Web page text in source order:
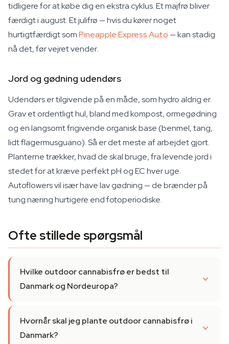
tidligere for at købe dig en ekstra cyklus. Et majfrø bliver
færdigt i august. Et julifrø — hvis du kører noget
hurtigtfærdigt somPineapple Express Auto — kan stadig
nå det, før vejret vender.
Jord og gødning udendørs
Udendørs er tilgivende på en måde, som hydro aldrig er.
Grav et ordentligt hul, bland med kompost, ormegødning
og en langsomt frigivende organisk base (benmel, tang,
lidt flagermusguano). Så er det meste af arbejdet gjort.
Planterne trækker, hvad de skal bruge, fra levende jord i
stedet for at kræve perfekt pH og EC hver uge.
Autoflowers vil især have lav gødning — de brænder på
tung næring hurtigere end fotoperiodiske.
Ofte stillede spørgsmål
Hvilke outdoor cannabisfrø er bedst til
Danmark og Nordeuropa?
Hvornår skal jeg plante outdoor cannabisfrø i
Danmark?